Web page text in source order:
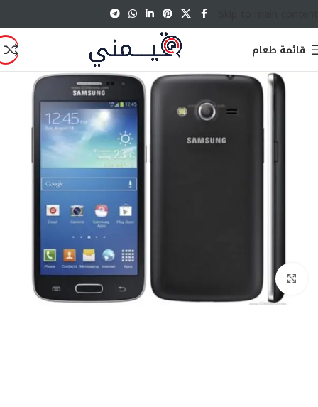
قائمة طعام
انقر للتكبير